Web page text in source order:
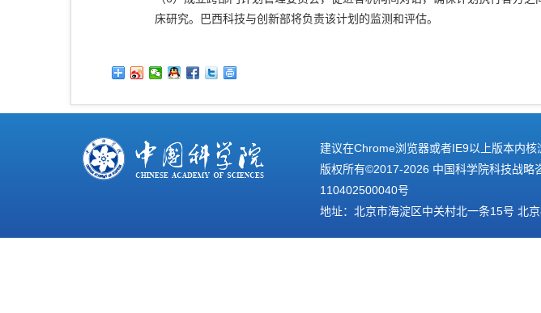
床研究。巴西科技与创新部将负责该计划的监测和评估。
建议在Chrome浏览器或者IE9以上版本内核
版权所有©2017-2026 中国科学院科技战略
110402500040号
地址：北京市海淀区中关村北一条15号 北